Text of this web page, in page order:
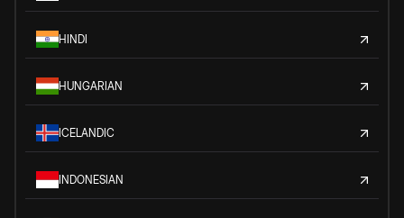
HINDI
HUNGARIAN
ICELANDIC
INDONESIAN